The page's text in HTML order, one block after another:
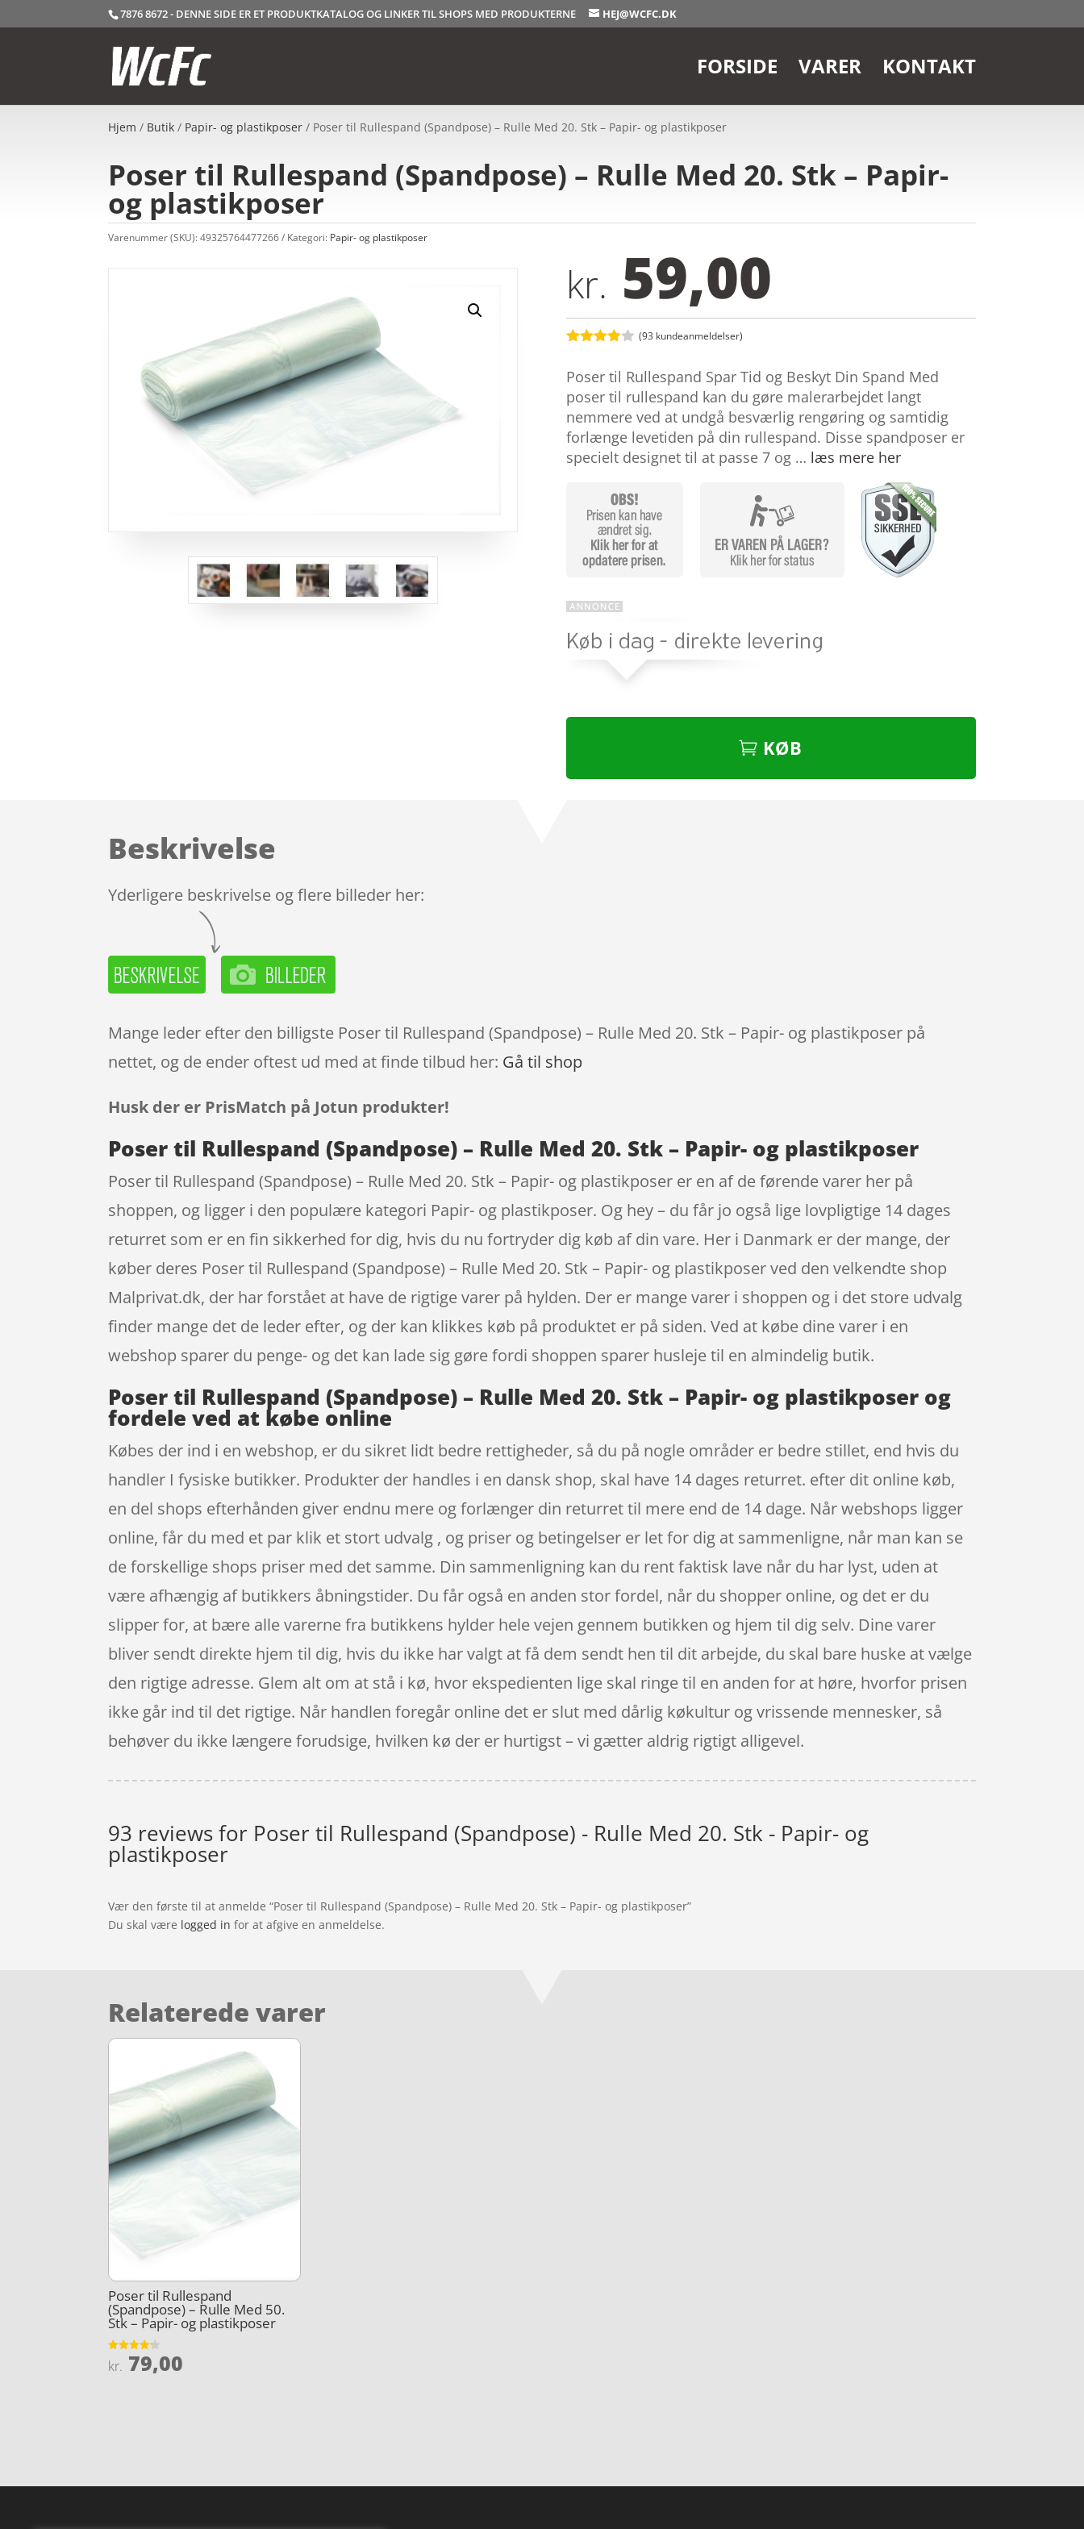
7876 8672 - DENNE SIDE ER ET PRODUKTKATALOG OG LINKER TIL SHOPS MED PRODUKTERNE HEJ@WCFC.DK
FORSIDE VARER KONTAKT
Hjem / Butik / Papir- og plastikposer / Poser til Rullespand (Spandpose) – Rulle Med 20. Stk – Papir- og plastikposer
Poser til Rullespand (Spandpose) – Rulle Med 20. Stk – Papir-
og plastikposer
Varenummer (SKU):49325764477266 Kategori: Papir- og plastikposer
kr. 59,00
ud af 5
baseret
på
kundebed
ømmelse
r
(93 kundeanmeldelser)
Poser til Rullespand Spar Tid og Beskyt Din Spand Med
poser til rullespand kan du gøre malerarbejdet langt
nemmere ved at undgå besværlig rengøring og samtidig
forlænge levetiden på din rullespand. Disse spandposer er
specielt designet til at passe 7 og … læs mere her
KØB
Beskrivelse
Yderligere beskrivelse og flere billeder her:
Mange leder efter den billigste Poser til Rullespand (Spandpose) – Rulle Med 20. Stk – Papir- og plastikposer på
nettet, og de ender oftest ud med at finde tilbud her: Gå til shop
Husk der er PrisMatch på Jotun produkter!
Poser til Rullespand (Spandpose) – Rulle Med 20. Stk – Papir- og plastikposer
Poser til Rullespand (Spandpose) – Rulle Med 20. Stk – Papir- og plastikposer er en af de førende varer her på
shoppen, og ligger i den populære kategori Papir- og plastikposer. Og hey – du får jo også lige lovpligtige 14 dages
returret som er en fin sikkerhed for dig, hvis du nu fortryder dig køb af din vare. Her i Danmark er der mange, der
køber deres Poser til Rullespand (Spandpose) – Rulle Med 20. Stk – Papir- og plastikposer ved den velkendte shop
Malprivat.dk, der har forstået at have de rigtige varer på hylden. Der er mange varer i shoppen og i det store udvalg
finder mange det de leder efter, og der kan klikkes køb på produktet er på siden. Ved at købe dine varer i en
webshop sparer du penge- og det kan lade sig gøre fordi shoppen sparer husleje til en almindelig butik.
Poser til Rullespand (Spandpose) – Rulle Med 20. Stk – Papir- og plastikposer og
fordele ved at købe online
Købes der ind i en webshop, er du sikret lidt bedre rettigheder, så du på nogle områder er bedre stillet, end hvis du
handler I fysiske butikker. Produkter der handles i en dansk shop, skal have 14 dages returret. efter dit online køb,
en del shops efterhånden giver endnu mere og forlænger din returret til mere end de 14 dage. Når webshops ligger
online, får du med et par klik et stort udvalg , og priser og betingelser er let for dig at sammenligne, når man kan se
de forskellige shops priser med det samme. Din sammenligning kan du rent faktisk lave når du har lyst, uden at
være afhængig af butikkers åbningstider. Du får også en anden stor fordel, når du shopper online, og det er du
slipper for, at bære alle varerne fra butikkens hylder hele vejen gennem butikken og hjem til dig selv. Dine varer
bliver sendt direkte hjem til dig, hvis du ikke har valgt at få dem sendt hen til dit arbejde, du skal bare huske at vælge
den rigtige adresse. Glem alt om at stå i kø, hvor ekspedienten lige skal ringe til en anden for at høre, hvorfor prisen
ikke går ind til det rigtige. Når handlen foregår online det er slut med dårlig køkultur og vrissende mennesker, så
behøver du ikke længere forudsige, hvilken kø der er hurtigst – vi gætter aldrig rigtigt alligevel.
93 reviews for Poser til Rullespand (Spandpose) - Rulle Med 20. Stk - Papir- og
plastikposer
Vær den første til at anmelde “Poser til Rullespand (Spandpose) – Rulle Med 20. Stk – Papir- og plastikposer”
Du skal være logged in for at afgive en anmeldelse.
Relaterede varer
Poser til Rullespand
(Spandpose) – Rulle Med 50.
Stk – Papir- og plastikposer
Vurderet
4.2
kr. 79,00